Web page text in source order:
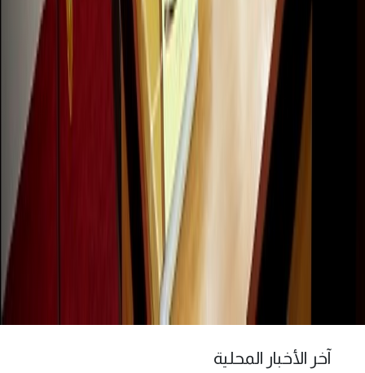
آخر الأخبار المحلية